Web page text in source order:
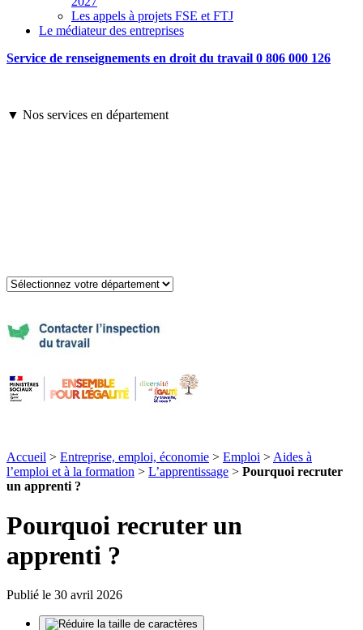
Les appels à projets FSE et FTJ
Le médiateur des entreprises
Service de renseignements en droit du travail 0 806 000 126
▼ Nos services en département
Accueil > Entreprise, emploi, économie > Emploi > Aides à
l’emploi et à la formation > L’apprentissage > Pourquoi recruter
un apprenti ?
Pourquoi recruter un
apprenti ?
Publié le 30 avril 2026